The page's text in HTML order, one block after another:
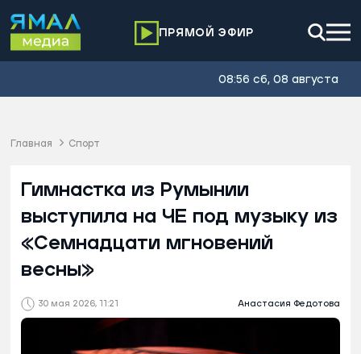
ПРЯМОЙ ЭФИР
08:56 сб, 08 августа
Главная Спорт
30 мая 2026, 11:21 Анастасия Федотова
Гимнастка из Румынии
выступила на ЧЕ под музыку из
«Семнадцати мгновений
весны»